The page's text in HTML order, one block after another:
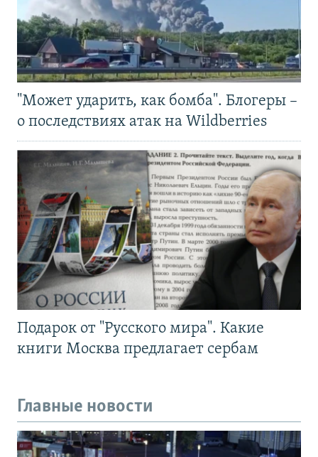
"Может ударить, как бомба". Блогеры –
о последствиях атак на Wildberries
Подарок от "Русского мира". Какие
книги Москва предлагает сербам
Главные новости